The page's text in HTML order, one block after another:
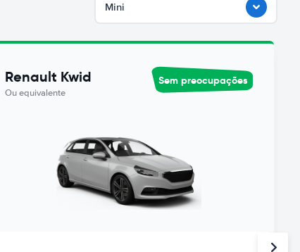
Mini
Renault Kwid
Ou equivalente
Sem preocupações